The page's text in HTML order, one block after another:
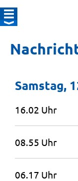
Samstag,
16.02 Uhr
08.55 Uhr
06.17 Uhr